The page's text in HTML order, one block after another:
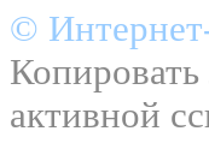
©
активной